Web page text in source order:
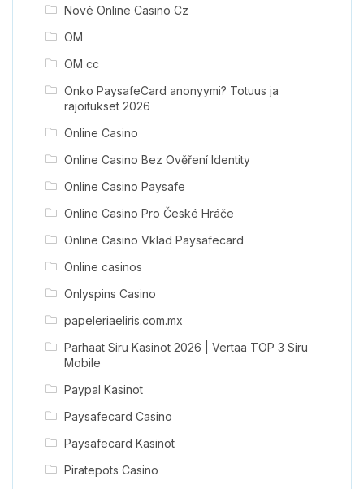
Nové Online Casino Cz
OM
OM cc
Onko PaysafeCard anonyymi? Totuus ja
rajoitukset 2026
Online Casino
Online Casino Bez Ověření Identity
Online Casino Paysafe
Online Casino Pro České Hráče
Online Casino Vklad Paysafecard
Online casinos
Onlyspins Casino
papeleriaeliris.com.mx
Parhaat Siru Kasinot 2026 | Vertaa TOP 3 Siru
Mobile
Paypal Kasinot
Paysafecard Casino
Paysafecard Kasinot
Piratepots Casino